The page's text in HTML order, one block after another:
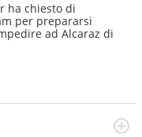
ha chiesto di
per prepararsi
ad Alcaraz di